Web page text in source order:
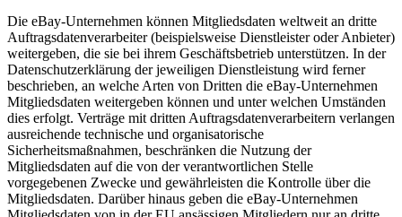
Die eBay-Unternehmen können Mitgliedsdaten weltweit an dritte
Auftragsdatenverarbeiter (beispielsweise Dienstleister oder Anbieter)
weitergeben, die sie bei ihrem Geschäftsbetrieb unterstützen. In der
Datenschutzerklärung der jeweiligen Dienstleistung wird ferner
beschrieben, an welche Arten von Dritten die eBay-Unternehmen
Mitgliedsdaten weitergeben können und unter welchen Umständen
dies erfolgt. Verträge mit dritten Auftragsdatenverarbeitern verlangen
ausreichende technische und organisatorische
Sicherheitsmaßnahmen, beschränken die Nutzung der
Mitgliedsdaten auf die von der verantwortlichen Stelle
vorgegebenen Zwecke und gewährleisten die Kontrolle über die
Mitgliedsdaten. Darüber hinaus geben die eBay-Unternehmen